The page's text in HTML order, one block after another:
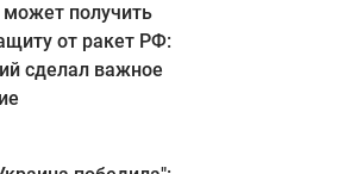
может получить
от ракет РФ:
сделал важное